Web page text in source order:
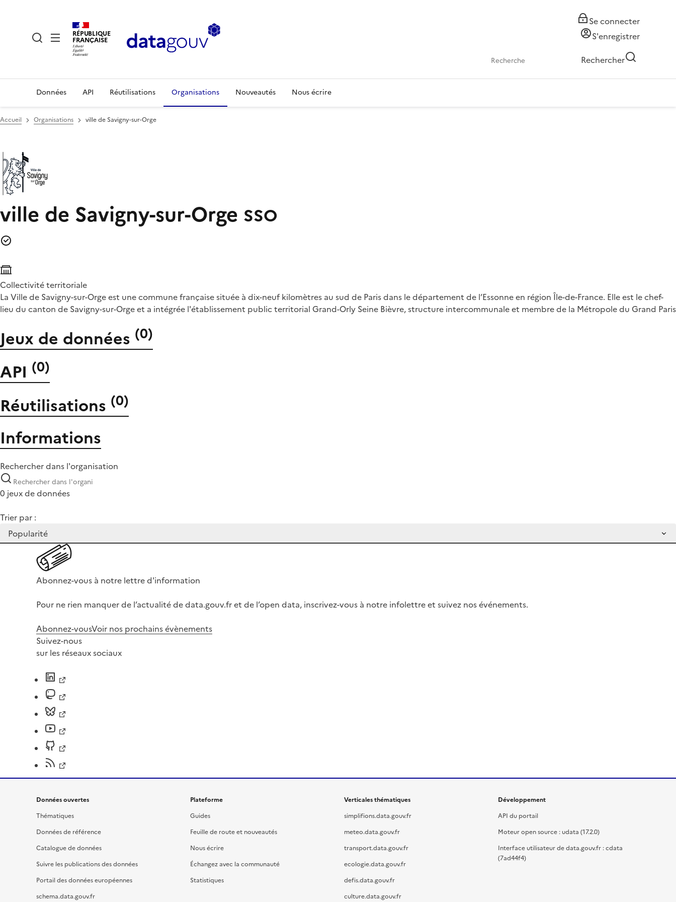
RÉPUBLIQUE
FRANÇAISE
Se connecter
S'enregistrer
Rechercher
Données API Réutilisations Organisations Nouveautés Nous écrire
Accueil Organisations ville de Savigny-sur-Orge
ville de Savigny-sur-Orge SSO
Collectivité territoriale
La Ville de Savigny-sur-Orge est une commune française située à dix-neuf kilomètres au sud de Paris dans le département de l’Essonne en région Île-de-France. Elle est le chef-
lieu du canton de Savigny-sur-Orge et a intégrée l'établissement public territorial Grand-Orly Seine Bièvre, structure intercommunale et membre de la Métropole du Grand Paris
Jeux de données (0)
API (0)
Réutilisations (0)
Informations
Rechercher dans l'organisation
0 jeux de données
Trier par :
Abonnez-vous à notre lettre d'information
Pour ne rien manquer de l’actualité de data.gouv.fr et de l’open data, inscrivez-vous à notre infolettre et suivez nos événements.
Abonnez-vousVoir nos prochains évènements
Suivez-nous
sur les réseaux sociaux
Données ouvertes
Thématiques
Données de référence
Catalogue de données
Suivre les publications des données
Portail des données européennes
schema.data.gouv.fr
Plateforme
Guides
Feuille de route et nouveautés
Nous écrire
Échangez avec la communauté
Statistiques
Verticales thématiques
simplifions.data.gouv.fr
meteo.data.gouv.fr
transport.data.gouv.fr
ecologie.data.gouv.fr
defis.data.gouv.fr
culture.data.gouv.fr
Développement
API du portail
Moteur open source : udata (17.2.0)
Interface utilisateur de data.gouv.fr : cdata
(7ad44f4)